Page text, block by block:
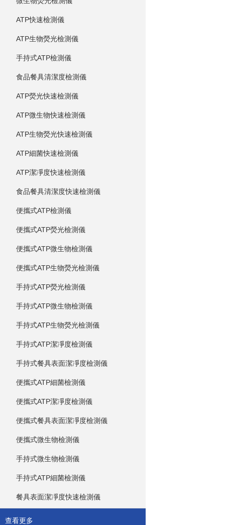
ATP快速檢測儀
ATP生物熒光檢測儀
手持式ATP檢測儀
食品餐具清潔度檢測儀
ATP熒光快速檢測儀
ATP微生物快速檢測儀
ATP生物熒光快速檢測儀
ATP細菌快速檢測儀
ATP潔凈度快速檢測儀
食品餐具清潔度快速檢測儀
便攜式ATP檢測儀
便攜式ATP熒光檢測儀
便攜式ATP微生物檢測儀
便攜式ATP生物熒光檢測儀
手持式ATP熒光檢測儀
手持式ATP微生物檢測儀
手持式ATP生物熒光檢測儀
手持式ATP潔凈度檢測儀
手持式餐具表面潔凈度檢測儀
便攜式ATP細菌檢測儀
便攜式ATP潔凈度檢測儀
便攜式餐具表面潔凈度檢測儀
便攜式微生物檢測儀
手持式微生物檢測儀
手持式ATP細菌檢測儀
餐具表面潔凈度快速檢測儀
查看更多